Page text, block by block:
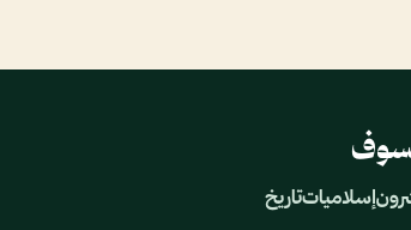
إسلامياتتاريخ